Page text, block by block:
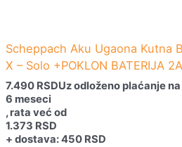
Scheppach Aku Ugaona Kutna
X – Solo +POKLON BATERIJA
7.490 RSDUz odloženo plaćanje na
6 meseci
, rata već od
1.373 RSD
+ dostava: 450 RSD